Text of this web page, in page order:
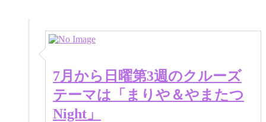
7月から日曜第3週のクルーズ
テーマは「まりや＆やまたつ
Night」